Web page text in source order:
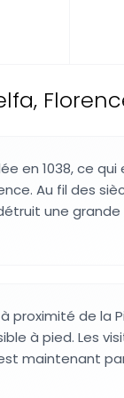
en 1038, ce
Au fil des
une
proximité de la
à pied. Les
maintenant